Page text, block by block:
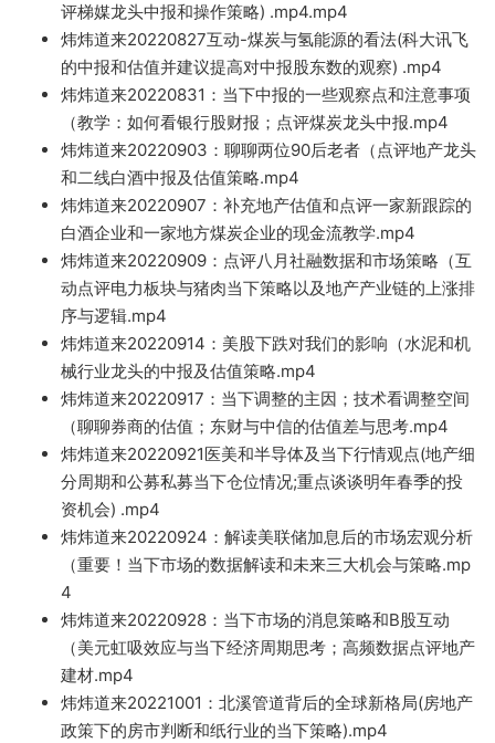
评梯媒龙头中报和操作策略) .mp4.mp4
炜炜道来20220827互动-煤炭与氢能源的看法(科大讯飞
的中报和估值并建议提高对中报股东数的观察) .mp4
炜炜道来20220831：当下中报的一些观察点和注意事项
（教学：如何看银行股财报 ；点评煤炭龙头中报.mp4
炜炜道来20220903： 聊聊两位90后老者（点评地产龙头
和二线白酒中报及估值策略.mp4
炜炜道来20220907：补充地产估值和点评一家新跟踪的
白酒企业和一家地方煤炭企业的现金流教学.mp4
炜炜道来20220909：点评八 月社融数据和市场策略（互
动点评电力板块与猪肉当下策略以及地产产业链的上涨排
序与逻辑.mp4
炜炜道来20220914：美股下跌对我们的影响（水泥和机
械行业龙头的中报及估值策略.mp4
炜炜道来20220917：当下调整的主因；技术看调整空间
（聊聊券商的估值；东财与中信的估值差与思考.mp4
炜炜道来20220921医美和半导体及当下行情观点(地产细
分周期和公募私募当下仓位情况;重点谈谈明年春季的投
资机会) .mp4
炜炜道来20220924：解读美联储加息后的市场宏观分析
（重要！当下市场的数据解读和未来三大机会与策略.mp
4
炜炜道来20220928：当下市场的消息策略和B股互动
（美元虹吸效应与当下经济周期思考；高频数据点评地产
建材.mp4
炜炜道来20221001：北溪管道背后的全球新格局(房地产
政策下的房市判断和纸行业的当下策略).mp4